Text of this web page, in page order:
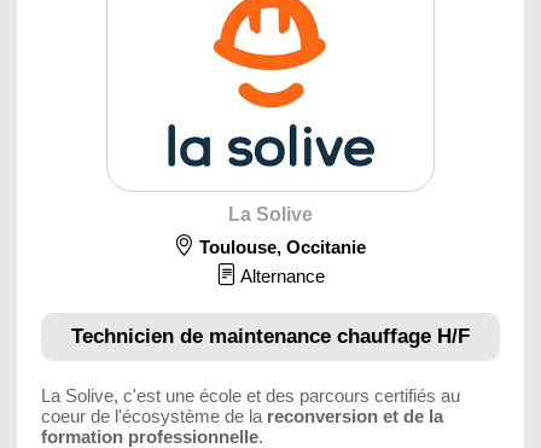
La Solive
Toulouse,Occitanie
Alternance
Technicien de maintenance chauffage H/F
La Solive, c'est une école et des parcours certifiés au
coeur de l'écosystème de la reconversion et de la
formation professionnelle.